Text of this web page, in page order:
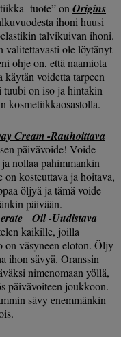
-tuote” onOrigins
ihoni huusi
talvikuivan ihoni.
valitettavasti ole löytänyt
ohje on, että naamiota
voidetta tarpeen
tuubi on iso ja hintakin
kosmetiikkaosastolla.
Cream -Rauhoittava
päivävoide! Voide
nollaa pahimmankin
on kosteuttava ja hoitava,
öljyä ja tämä voide
päivään.
Oil -Uudistava
kaikille, joilla
on väsyneen eloton. Öljy
ihon sävyä. Oranssin
nimenomaan yöllä,
päivävoiteen joukkoon.
sävy enemmänkin